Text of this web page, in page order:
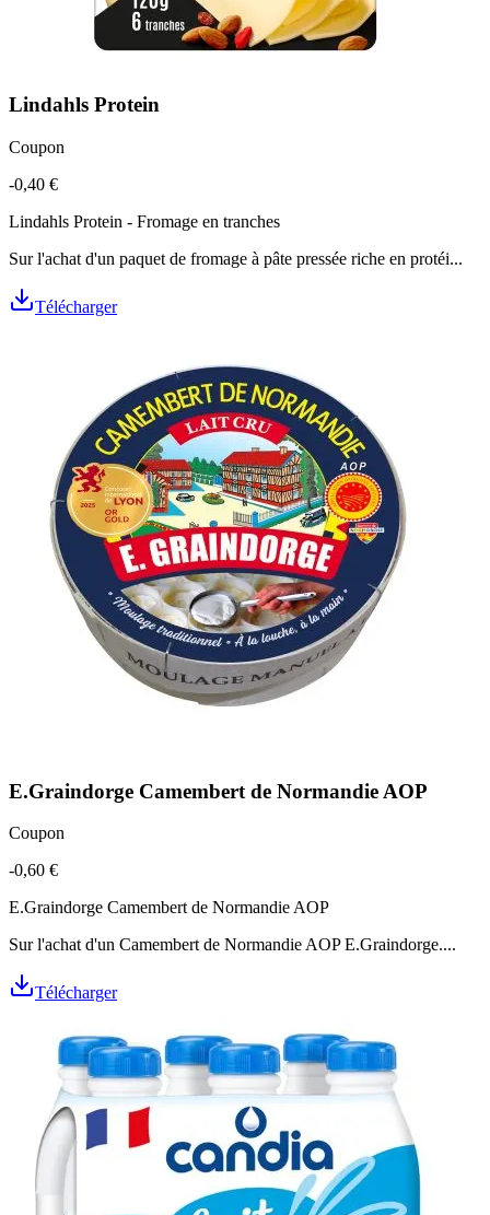
Lindahls Protein
Coupon
-0,40 €
Lindahls Protein - Fromage en tranches
Sur l'achat d'un paquet de fromage à pâte pressée riche en protéi...
Télécharger
E.Graindorge Camembert de Normandie AOP
Coupon
-0,60 €
E.Graindorge Camembert de Normandie AOP
Sur l'achat d'un Camembert de Normandie AOP E.Graindorge....
Télécharger